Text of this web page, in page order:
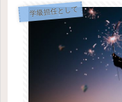
学級担任として